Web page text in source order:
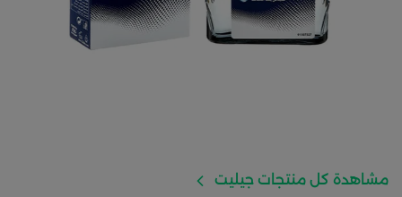
مشاهدة كل منتجات جيليت